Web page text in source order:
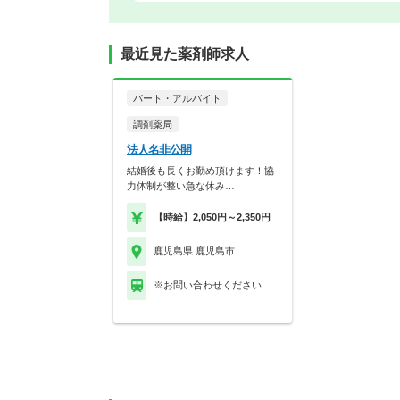
最近見た薬剤師求人
パート・アルバイト
調剤薬局
法人名非公開
結婚後も長くお勤め頂けます！協
力体制が整い急な休み…
【時給】2,050円～2,350円
鹿児島県 鹿児島市
※お問い合わせください